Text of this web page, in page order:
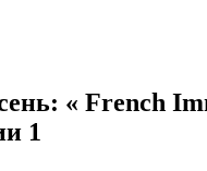
« French
1